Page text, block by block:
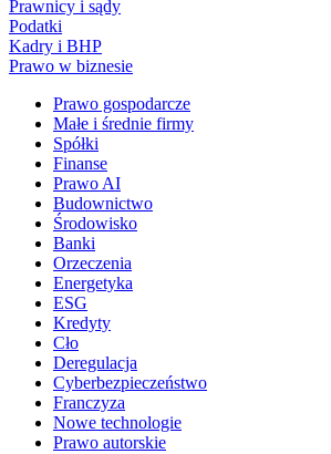
Prawnicy i sądy
Podatki
Kadry i BHP
Prawo w biznesie
Prawo gospodarcze
Małe i średnie firmy
Spółki
Finanse
Prawo AI
Budownictwo
Środowisko
Banki
Orzeczenia
Energetyka
ESG
Kredyty
Cło
Deregulacja
Cyberbezpieczeństwo
Franczyza
Nowe technologie
Prawo autorskie